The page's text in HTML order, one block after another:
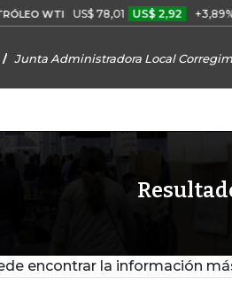
WTI US$ 78,01 US$ 2,92 +3,89%
Junta Administradora Local
encontrar la información